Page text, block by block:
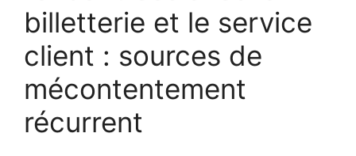
billetterie et le service
client : sources de
mécontentement
récurrent